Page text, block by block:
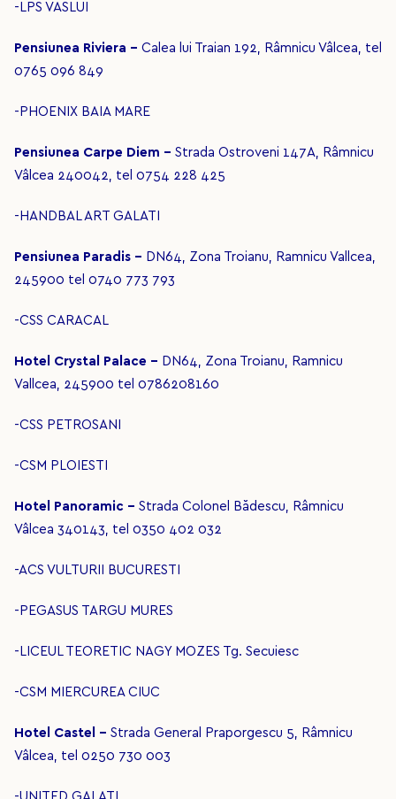
-LPS VASLUI
Pensiunea Riviera - Calea lui Traian 192, Râmnicu Vâlcea, tel
0765 096 849
-PHOENIX BAIA MARE
Pensiunea Carpe Diem - Strada Ostroveni 147A, Râmnicu
Vâlcea 240042, tel 0754 228 425
-HANDBAL ART GALATI
Pensiunea Paradis - DN64, Zona Troianu, Ramnicu Vallcea,
245900 tel 0740 773 793
-CSS CARACAL
Hotel Crystal Palace - DN64, Zona Troianu, Ramnicu
Vallcea, 245900 tel 0786208160
-CSS PETROSANI
-CSM PLOIESTI
Hotel Panoramic - Strada Colonel Bădescu, Râmnicu
Vâlcea 340143, tel 0350 402 032
-ACS VULTURII BUCURESTI
-PEGASUS TARGU MURES
-LICEUL TEORETIC NAGY MOZES Tg. Secuiesc
-CSM MIERCUREA CIUC
Hotel Castel - Strada General Praporgescu 5, Râmnicu
Vâlcea, tel 0250 730 003